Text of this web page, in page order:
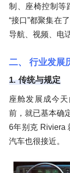
制、座椅控制等
“接口”都聚集在
导航、视频、电
二、 行业发展
1. 传统与规定
座舱发展成今
前，就已基本确
6年别克 Riviera
汽车也很接近。